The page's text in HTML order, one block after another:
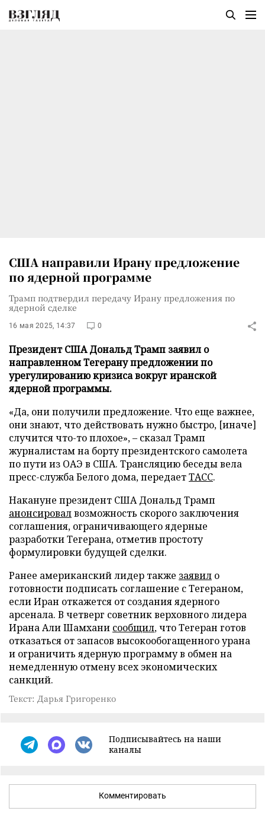
США направили Ирану предложение
по ядерной программе
Трамп подтвердил передачу Ирану предложения по
ядерной сделке
16 мая 2025, 14:37 0
Президент США Дональд Трамп заявил о
направленном Тегерану предложении по
урегулированию кризиса вокруг иранской
ядерной программы.
«Да, они получили предложение. Что еще важнее,
они знают, что действовать нужно быстро, [иначе]
случится что-то плохое», – сказал Трамп
журналистам на борту президентского самолета
по пути из ОАЭ в США. Трансляцию беседы вела
пресс-служба Белого дома, передаетТАСС.
Накануне президент США Дональд Трамп
анонсировалвозможность скорого заключения
соглашения, ограничивающего ядерные
разработки Тегерана, отметив простоту
формулировки будущей сделки.
Ранее американский лидер также заявил о
готовности подписать соглашение с Тегераном,
если Иран откажется от создания ядерного
арсенала. В четверг советник верховного лидера
Ирана Али Шамхани сообщил, что Тегеран готов
отказаться от запасов высокообогащенного урана
и ограничить ядерную программу в обмен на
немедленную отмену всех экономических
санкций.
Текст: Дарья Григоренко
Подписывайтесь на наши
каналы
Комментировать